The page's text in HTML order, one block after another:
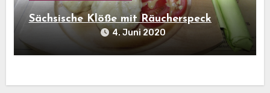
Sächsische Klöße mit Räucherspeck
4. Juni 2020